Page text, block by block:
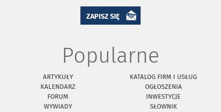
ZAPISZ SIĘ
Popularne
ARTYKUŁY
KATALOG FIRM I USŁUG
KALENDARZ
OGŁOSZENIA
FORUM
INWESTYCJE
WYWIADY
SŁOWNIK